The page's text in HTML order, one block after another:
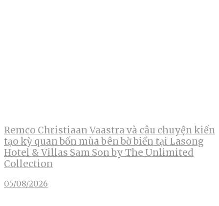
Remco Christiaan Vaastra và câu chuyện kiến
tạo kỳ quan bốn mùa bên bờ biển tại Lasong
Hotel & Villas Sam Son by The Unlimited
Collection
05/08/2026